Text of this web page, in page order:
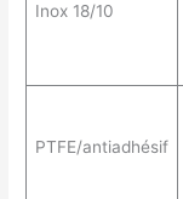
Inox 18/10
PTFE/antiadhésif